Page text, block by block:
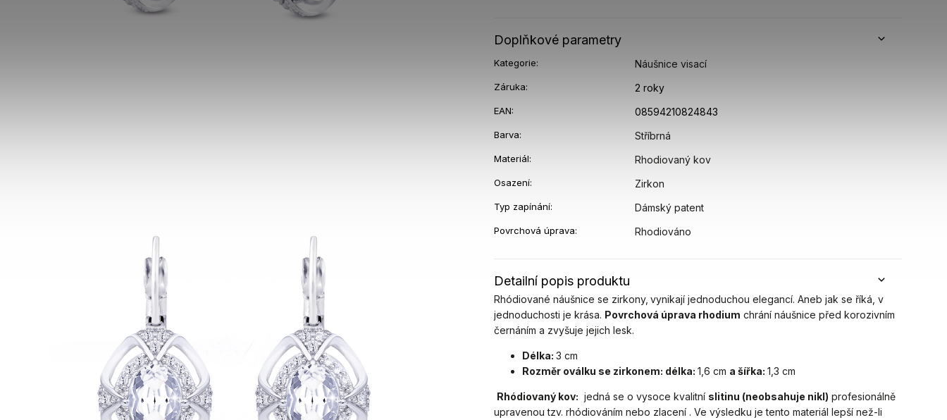
Detailní popis produktu
Rhódiované náušnice se zirkony, vynikají jednoduchou elegancí. Aneb jak se říká, v
jednoduchosti je krása. Povrchová úprava rhodium chrání náušnice před korozivním
černáním a zvyšuje jejich lesk.
Délka:3 cm
Rozměr oválku se zirkonem: délka:1,6 cm a šířka:1,3 cm
Rhódiovaný kov: jedná se o vysoce kvalitní slitinu (neobsahuje nikl) profesionálně
upravenou tzv. rhódiováním nebo zlacení .Ve výsledku je tento materiál lepší než-li
Doplňkové parametry
Kategorie: Náušnice visací
Záruka: 2 roky
EAN: 08594210824843
Barva: Stříbrná
Materiál: Rhodiovaný kov
Osazení: Zirkon
Typ zapínání: Dámský patent
Povrchová úprava: Rhodiováno